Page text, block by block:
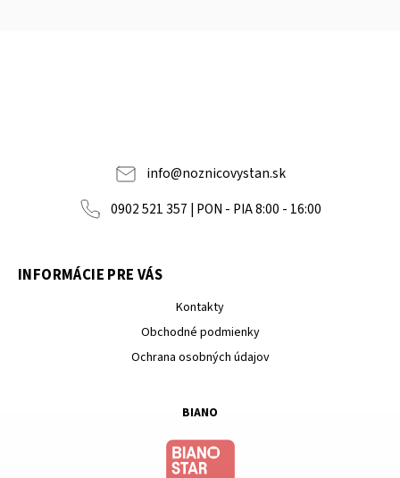
info@noznicovystan.sk
0902 521 357 | PON - PIA 8:00 - 16:00
INFORMÁCIE PRE VÁS
Kontakty
Obchodné podmienky
Ochrana osobných údajov
BIANO